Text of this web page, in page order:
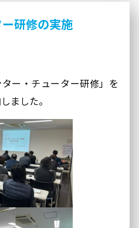
研修の実施
ー・チューター研修」を
ました。